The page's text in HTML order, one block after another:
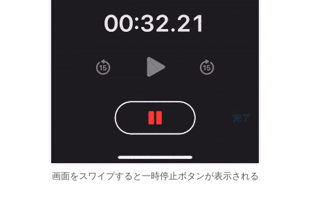
画面をスワイプすると一時停止ボタンが表示される